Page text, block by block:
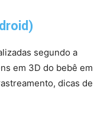
segundo a
em 3D do bebê em
dicas de